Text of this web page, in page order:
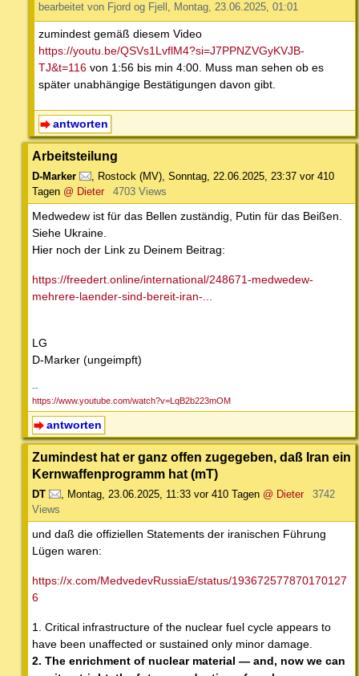
bearbeitet von Fjord og Fjell, Montag, 23.06.2025, 01:01
zumindest gemäß diesem Video
https://youtu.be/QSVs1LvflM4?si=J7PPNZVGyKVJB-
TJ&t=116 von 1:56 bis min 4:00. Muss man sehen ob es
später unabhängige Bestätigungen davon gibt.
antworten
Arbeitsteilung
D-Marker , Rostock (MV), Sonntag, 22.06.2025, 23:37 vor 410
Tagen @ Dieter 4703 Views
Medwedew ist für das Bellen zuständig, Putin für das Beißen.
Siehe Ukraine.
Hier noch der Link zu Deinem Beitrag:
https://freedert.online/international/248671-medwedew-
mehrere-laender-sind-bereit-iran-...
LG
D-Marker (ungeimpft)
--
https://www.youtube.com/watch?v=LqB2b223mOM
antworten
Zumindest hat er ganz offen zugegeben, daß Iran ein
Kernwaffenprogramm hat (mT)
DT , Montag, 23.06.2025, 11:33 vor 410 Tagen @ Dieter
3742
Views
und daß die offiziellen Statements der iranischen Führung
Lügen waren:
https://x.com/MedvedevRussiaE/status/193672577870170127
6
1. Critical infrastructure of the nuclear fuel cycle appears to
have been unaffected or sustained only minor damage.
2. The enrichment of nuclear material — and, now we can